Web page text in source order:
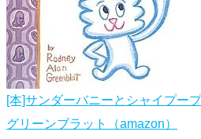
[本]サンダーバニーとシャイプー
グリーンブラット（amazon）